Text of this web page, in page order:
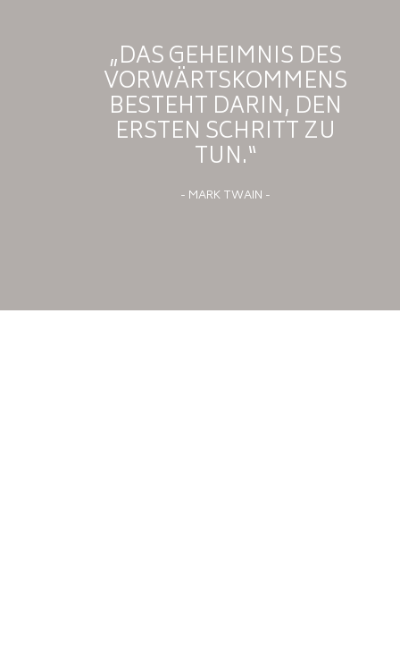
„DAS GEHEIMNIS DES
VORWÄRTSKOMMENS
BESTEHT DARIN, DEN
ERSTEN SCHRITT ZU
TUN.“
- MARK TWAIN -